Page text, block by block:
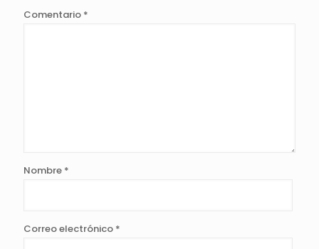
Comentario *
Nombre *
Correo electrónico *